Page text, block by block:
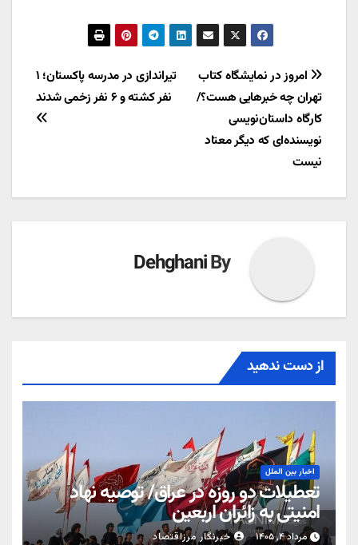
راهبری
نوشته
تیراندازی در مدرسه پاکستان؛ ۱
نفر کشته و ۶ نفر زخمی شدند
امروز در نمایشگاه کتاب
تهران چه خبرهایی هست؟/
کارگاه داستان‌نویسی
نویسنده‌ای که دیگر معتاد
نیست
By
Dehghani
از دست ندهید
اخبار بین الملل
تعطیلات دو روزه در عراق/ توصیه نهاد
امنیتی به زائران اربعین
مرداد ۴, ۱۴۰۵ خبرنگار مرزاقتصاد